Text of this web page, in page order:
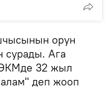
орун
сурады. Ага
32 жыл
деп жооп